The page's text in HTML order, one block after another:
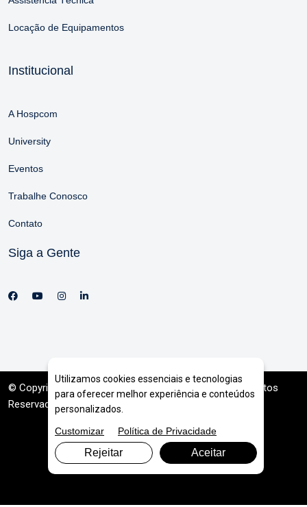
Locação de Equipamentos
Institucional
A Hospcom
University
Eventos
Trabalhe Conosco
Contato
Siga a Gente
© Copyright 2026. DIVIA Marketing Digital . Todos os Direitos
Reservados
Utilizamos cookies essenciais e tecnologias
para oferecer melhor experiência e conteúdos
personalizados.
Customizar
Política de Privacidade
Rejeitar Aceitar